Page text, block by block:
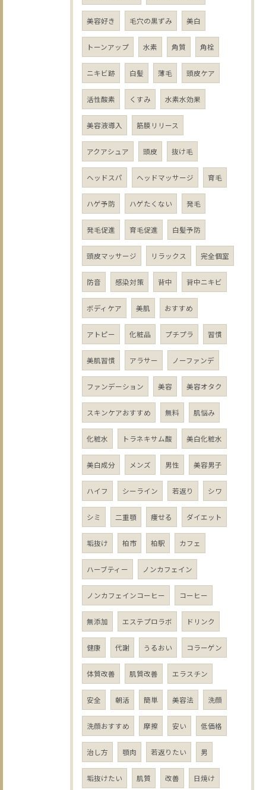
美容好き 毛穴の黒ずみ 美白
トーンアップ 水素 角質 角栓
ニキビ跡 白髪 薄毛 頭皮ケア
活性酸素 くすみ 水素水効果
美容液導入 筋膜リリース
アクアシュア 頭皮 抜け毛
ヘッドスパ ヘッドマッサージ 育毛
ハゲ予防 ハゲたくない 発毛
発毛促進 育毛促進 白髪予防
頭皮マッサージ リラックス 完全個室
防音 感染対策 背中 背中ニキビ
ボディケア 美肌 おすすめ
アトピー 化粧品 プチプラ 習慣
美肌習慣 アラサー ノーファンデ
ファンデーション 美容 美容オタク
スキンケアおすすめ 無料 肌悩み
化粧水 トラネキサム酸 美白化粧水
美白成分 メンズ 男性 美容男子
ハイフ シーライン 若返り シワ
シミ 二重顎 痩せる ダイエット
垢抜け 柏市 柏駅 カフェ
ハーブティー ノンカフェイン
ノンカフェインコーヒー コーヒー
無添加 エステプロラボ ドリンク
健康 代謝 うるおい コラーゲン
体質改善 肌質改善 エラスチン
安全 朝活 簡単 美容法 洗顔
洗顔おすすめ 摩擦 安い 低価格
治し方 顎肉 若返りたい 男
垢抜けたい 肌質 改善 日焼け